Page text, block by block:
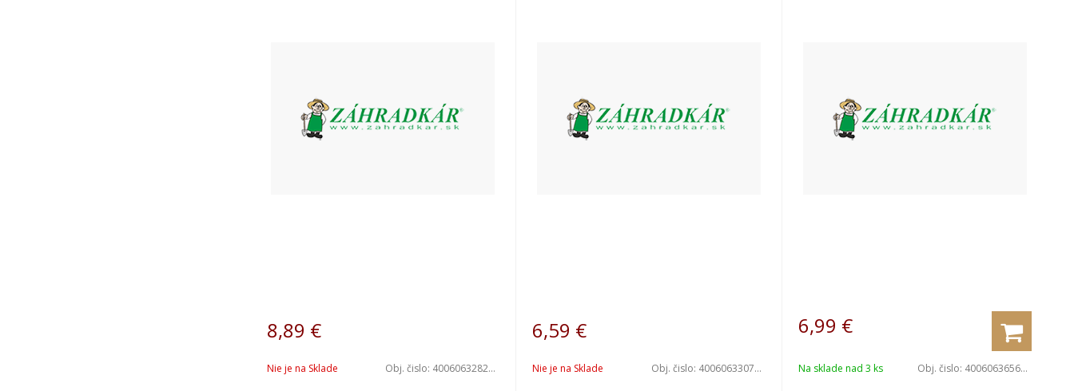
8,89 €
Nie je na Sklade Obj. čislo: 4006063282588
6,59 €
Nie je na Sklade Obj. čislo: 4006063307052
6,99 €
Na sklade nad 3 ks Obj. čislo: 4006063656891